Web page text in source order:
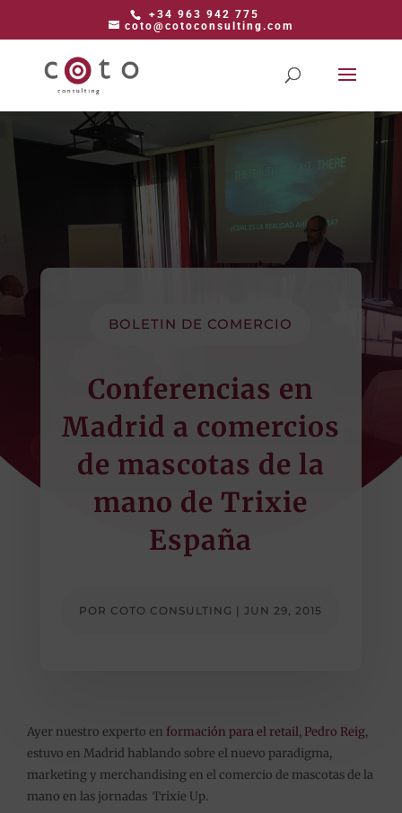
+34 963 942 775
coto@cotoconsulting.com
BOLETIN DE COMERCIO
Conferencias en
Madrid a comercios
de mascotas de la
mano de Trixie
España
POR COTO CONSULTING |JUN 29, 2015
Ayer nuestro experto en formación para el retail, Pedro Reig,
estuvo en Madrid hablando sobre el nuevo paradigma,
marketing y merchandising en el comercio de mascotas de la
mano en las jornadas Trixie Up.